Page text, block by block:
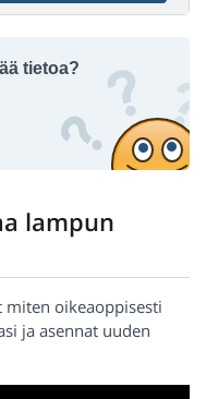
tietoa?
lampun
miten oikeaoppisesti
ja asennat uuden